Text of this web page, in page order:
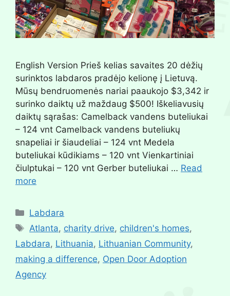
English Version Prieš kelias savaites 20 dėžių
surinktos labdaros pradėjo kelionę į Lietuvą.
Mūsų bendruomenės nariai paaukojo $3,342 ir
surinko daiktų už maždaug $500! Iškeliavusių
daiktų sąrašas: Camelback vandens buteliukai
– 124 vnt Camelback vandens buteliukų
snapeliai ir šiaudeliai – 124 vnt Medela
buteliukai kūdikiams – 120 vnt Vienkartiniai
čiulptukai – 120 vnt Gerber buteliukai … Read
more
Labdara
Atlanta, charity drive, children's homes,
Labdara, Lithuania, Lithuanian Community,
making a difference, Open Door Adoption
Agency